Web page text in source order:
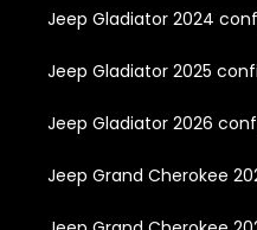
Jeep Gladiator 2024
Jeep Gladiator 2025
Jeep Gladiator 2026
Jeep Grand Cherokee